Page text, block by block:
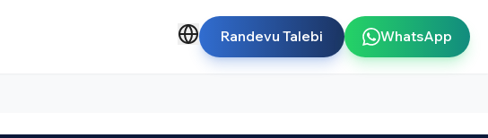
Randevu Talebi WhatsApp